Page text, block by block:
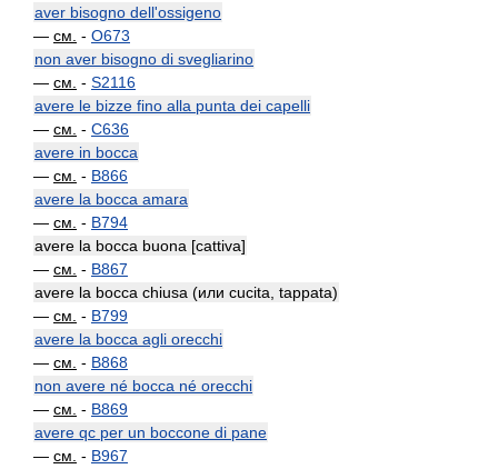
aver bisogno dell'ossigeno
— см. - O673
non aver bisogno di svegliarino
— см. - S2116
avere le bizze fino alla punta dei capelli
— см. - C636
avere in bocca
— см. - B866
avere la bocca amara
— см. - B794
avere la bocca buona [cattiva]
— см. - B867
avere la bocca chiusa (или cucita, tappata)
— см. - B799
avere la bocca agli orecchi
— см. - B868
non avere né bocca né orecchi
— см. - B869
avere qc per un boccone di pane
— см. - B967